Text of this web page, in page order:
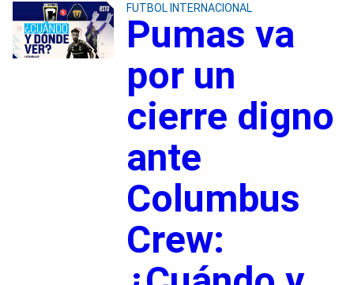
FUTBOL INTERNACIONAL
Pumas va
por un
cierre digno
ante
Columbus
Crew: